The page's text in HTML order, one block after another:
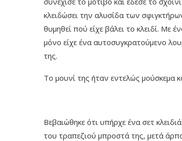
κλειδώσει την αλυσίδα των
θυμηθεί πού είχε βάλει το κλειδί. Με
μόνο είχε ένα αυτοσυγκρατούμενο
της.
Το μουνί της ήταν εντελώς μούσκεμα
Βεβαιώθηκε ότι υπήρχε ένα σετ
του τραπεζιού μπροστά της, μετά